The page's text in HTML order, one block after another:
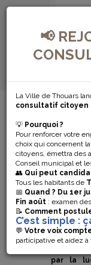
📢
La Ville de Thouars
consultatif citoyen
💡 Pourquoi ?
Pour renforcer votre
choix qui concernent
citoyens, émettra des
Conseil municipal et
👥 Qui peut
Tous les habitants de
📅 Quand ? Du 1er
Fin août : examen
📝 Comment
C’est simple :
💬 Votre voix
participative et aidez à
–
EN
La
par la